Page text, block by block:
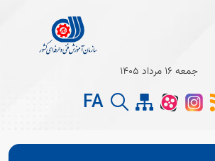
جمعه 16 مرداد 1405
FA